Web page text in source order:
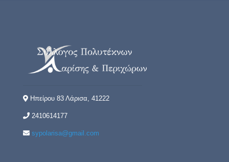
Ηπείρου 83 Λάρισα, 41222
2410614177
sypolarisa@gmail.com